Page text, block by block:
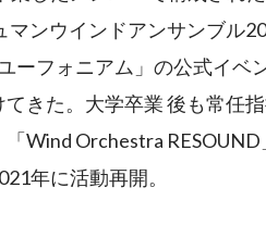
ンウインドアンサンブル
ーフォニアム」の公式イベ
きた。大学卒業 後も常任
Wind Orchestra RESOUND
年に活動再開。